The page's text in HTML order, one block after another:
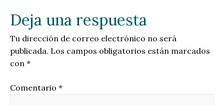
Deja una respuesta
Tu dirección de correo electrónico no será
publicada. Los campos obligatorios están marcados
con *
Comentario *